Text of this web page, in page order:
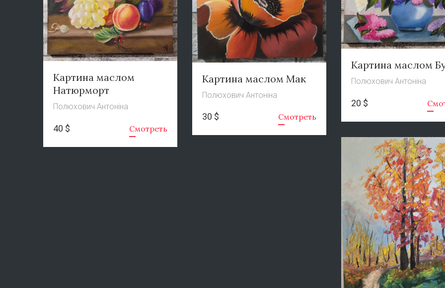
Картина маслом
Полюхович Антоніна
20 $
Картина маслом
Натюрморт
Полюхович Антоніна
40 $ Смотреть
Картина маслом Мак
Полюхович Антоніна
30 $ Смотреть